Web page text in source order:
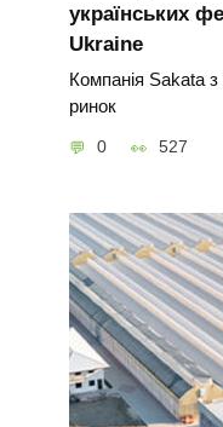
українських
Ukraine
Компанія Sakata
ринок
0 527